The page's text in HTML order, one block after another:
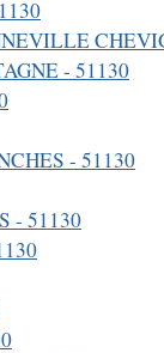
- 51130
- 51130
- 51130